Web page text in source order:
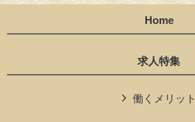
Home
求人特集
働くメリット